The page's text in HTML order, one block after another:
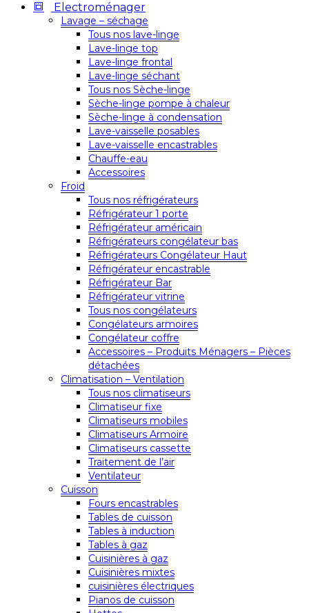
Electroménager
Lavage – séchage
Tous nos lave-linge
Lave-linge top
Lave-linge frontal
Lave-linge séchant
Tous nos Sèche-linge
Sèche-linge pompe à chaleur
Sèche-linge à condensation
Lave-vaisselle posables
Lave-vaisselle encastrables
Chauffe-eau
Accessoires
Froid
Tous nos réfrigérateurs
Réfrigérateur 1 porte
Réfrigérateur américain
Réfrigérateurs congélateur bas
Réfrigérateurs Congélateur Haut
Réfrigérateur encastrable
Réfrigérateur Bar
Réfrigérateur vitrine
Tous nos congélateurs
Congélateurs armoires
Congélateur coffre
Accessoires – Produits Ménagers – Pièces
détachées
Climatisation – Ventilation
Tous nos climatiseurs
Climatiseur fixe
Climatiseurs mobiles
Climatiseurs Armoire
Climatiseurs cassette
Traitement de l’air
Ventilateur
Cuisson
Fours encastrables
Tables de cuisson
Tables à induction
Tables à gaz
Cuisinières à gaz
Cuisinières mixtes
cuisinières électriques
Pianos de cuisson